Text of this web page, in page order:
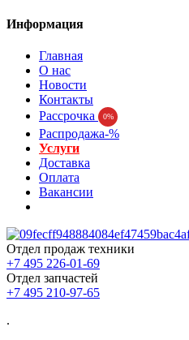
Информация
Главная
О нас
Новости
Контакты
Рассрочка
0%
Распродажа-%
Услуги
Доставка
Оплата
Вакансии
Отдел продаж техники
+7 495 226-01-69
Отдел запчастей
+7 495 210-97-65
.